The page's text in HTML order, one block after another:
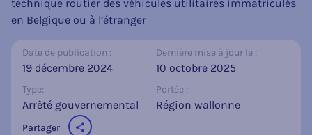
technique routier des véhicules utilitaires immatriculés
en Belgique ou à l’étranger
Date de publication :
19 décembre 2024
Dernière mise à jour le :
10 octobre 2025
Type:
Arrêté gouvernemental
Portée :
Région wallonne
Partager